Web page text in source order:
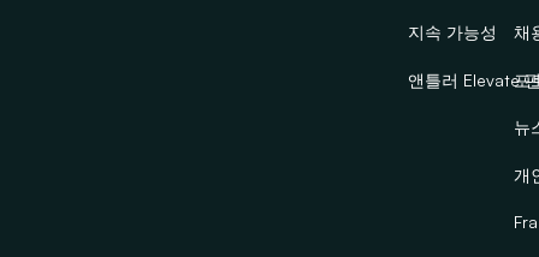
지속 가능성
앤틀러 Elevate
채
포
뉴
개